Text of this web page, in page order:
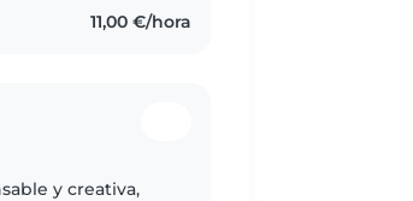
11,00 €/hora
y creativa,